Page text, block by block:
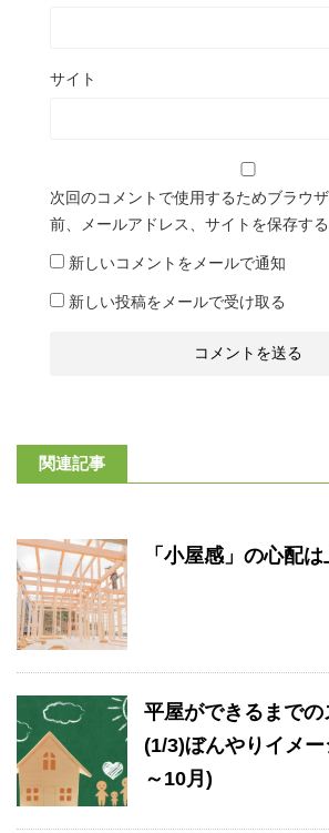
サイト
次回のコメントで使用するためブラウ
前、メールアドレス、サイトを保存する
新しいコメントをメールで通知
新しい投稿をメールで受け取る
関連記事
「小屋感」の心配は
平屋ができるまでの
(1/3)ぼんやりイメー
～10月)